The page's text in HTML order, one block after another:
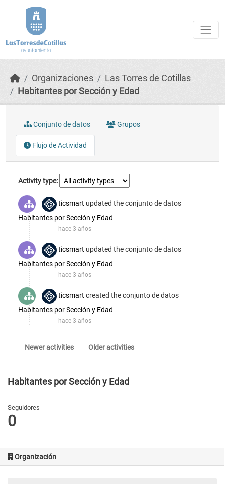
Organizaciones
Las Torres de Cotillas
Habitantes por Sección y Edad
Habitantes por Sección y Edad
Seguidores
0
Organización
Conjunto de datos Grupos
Flujo de Actividad
Activity type
ticsmart updated the conjunto de datos
Habitantes por Sección y Edad
hace 3 años
ticsmart updated the conjunto de datos
Habitantes por Sección y Edad
hace 3 años
ticsmart created the conjunto de datos
Habitantes por Sección y Edad
hace 3 años
Newer activities Older activities